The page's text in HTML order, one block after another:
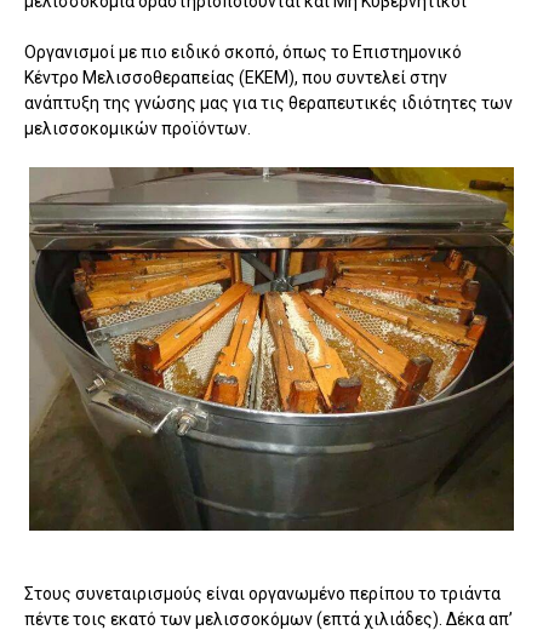
Οργανισμοί με πιο ειδικό σκοπό, όπως το Επιστημονικό
Κέντρο Μελισσοθεραπείας (ΕΚΕΜ), που συντελεί στην
ανάπτυξη της γνώσης μας για τις θεραπευτικές ιδιότητες των
μελισσοκομικών προϊόντων.
Στους συνεταιρισμούς είναι οργανωμένο περίπου το τριάντα
πέντε τοις εκατό των μελισσοκόμων (επτά χιλιάδες). Δέκα απ’